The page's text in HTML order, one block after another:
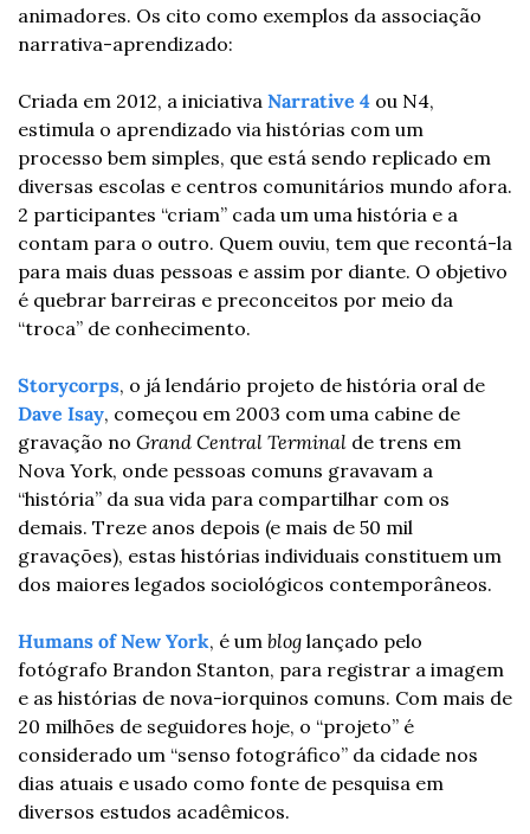
animadores. Os cito como exemplos da associação
narrativa-aprendizado:
Criada em 2012, a iniciativa Narrative 4 ou N4,
estimula o aprendizado via histórias com um
processo bem simples, que está sendo replicado em
diversas escolas e centros comunitários mundo afora.
2 participantes “criam” cada um uma história e a
contam para o outro. Quem ouviu, tem que recontá-la
para mais duas pessoas e assim por diante. O objetivo
é quebrar barreiras e preconceitos por meio da
“troca” de conhecimento.
Storycorps
Dave Isay, começou em 2003 com uma cabine de
gravação no Grand Central Terminal de trens em
Nova York, onde pessoas comuns gravavam a
“história” da sua vida para compartilhar com os
demais. Treze anos depois (e mais de 50 mil
gravações), estas histórias individuais constituem um
dos maiores legados sociológicos contemporâneos.
Humans of New York, é um blog lançado pelo
fotógrafo Brandon Stanton, para registrar a imagem
e as histórias de nova-iorquinos comuns. Com mais de
20 milhões de seguidores hoje, o “projeto” é
considerado um “senso fotográfico” da cidade nos
dias atuais e usado como fonte de pesquisa em
diversos estudos acadêmicos.